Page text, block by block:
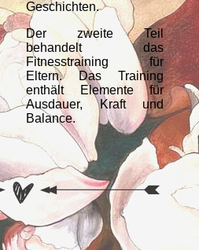
Geschichten.
Der zweite Teil
behandelt das
Fitnesstraining für
Eltern. Das Training
enthält Elemente für
Ausdauer, Kraft und
Balance.